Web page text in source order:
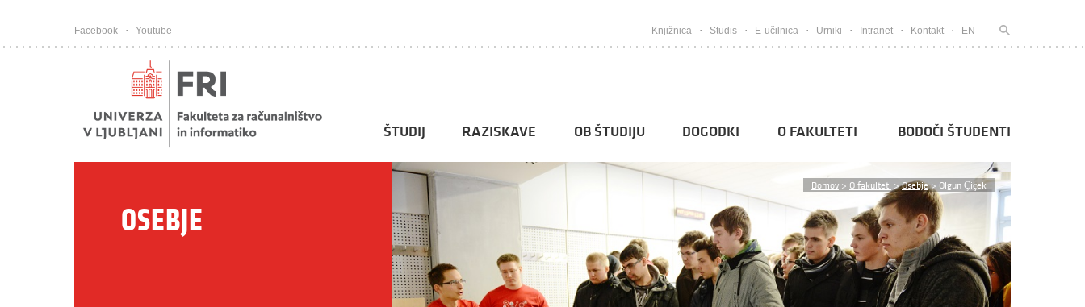
Facebook Youtube Knjižnica Studis E-učilnica Urniki Intranet Kontakt EN
ŠTUDIJ RAZISKAVE OB ŠTUDIJU DOGODKI O FAKULTETI BODOČI ŠTUDENTI
Domov > O fakulteti > Osebje > Olgun Çiçek
OSEBJE